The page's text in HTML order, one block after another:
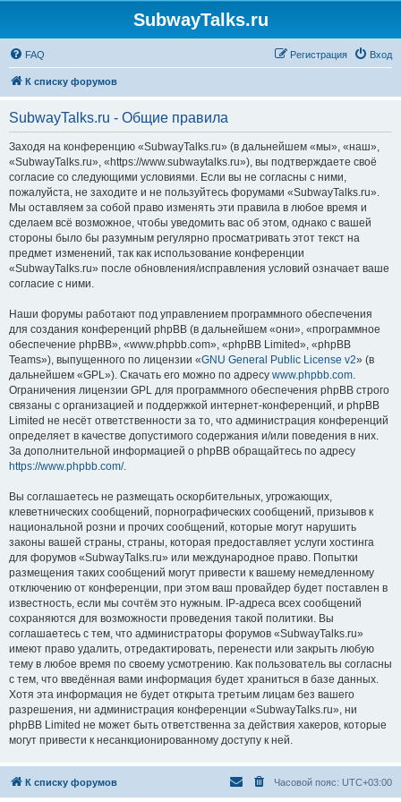
SubwayTalks.ru
FAQ Вход
Регистрация
К списку форумов
SubwayTalks.ru - Общие правила
Заходя на конференцию «SubwayTalks.ru» (в дальнейшем «мы», «наш»,
«SubwayTalks.ru», «https://www.subwaytalks.ru»), вы подтверждаете своё
согласие со следующими условиями. Если вы не согласны с ними,
пожалуйста, не заходите и не пользуйтесь форумами «SubwayTalks.ru».
Мы оставляем за собой право изменять эти правила в любое время и
сделаем всё возможное, чтобы уведомить вас об этом, однако с вашей
стороны было бы разумным регулярно просматривать этот текст на
предмет изменений, так как использование конференции
«SubwayTalks.ru» после обновления/исправления условий означает ваше
согласие с ними.
Наши форумы работают под управлением программного обеспечения
для создания конференций phpBB (в дальнейшем «они», «программное
обеспечение phpBB», «www.phpbb.com», «phpBB Limited», «phpBB
Teams»), выпущенного по лицензии «GNU General Public License v2» (в
дальнейшем «GPL»). Скачать его можно по адресу www.phpbb.com.
Ограничения лицензии GPL для программного обеспечения phpBB строго
связаны с организацией и поддержкой интернет-конференций, и phpBB
Limited не несёт ответственности за то, что администрация конференций
определяет в качестве допустимого содержания и/или поведения в них.
За дополнительной информацией о phpBB обращайтесь по адресу
https://www.phpbb.com/.
Вы соглашаетесь не размещать оскорбительных, угрожающих,
клеветнических сообщений, порнографических сообщений, призывов к
национальной розни и прочих сообщений, которые могут нарушить
законы вашей страны, страны, которая предоставляет услуги хостинга
для форумов «SubwayTalks.ru» или международное право. Попытки
размещения таких сообщений могут привести к вашему немедленному
отключению от конференции, при этом ваш провайдер будет поставлен в
известность, если мы сочтём это нужным. IP-адреса всех сообщений
сохраняются для возможности проведения такой политики. Вы
соглашаетесь с тем, что администраторы форумов «SubwayTalks.ru»
имеют право удалить, отредактировать, перенести или закрыть любую
тему в любое время по своему усмотрению. Как пользователь вы согласны
с тем, что введённая вами информация будет храниться в базе данных.
Хотя эта информация не будет открыта третьим лицам без вашего
разрешения, ни администрация конференции «SubwayTalks.ru», ни
phpBB Limited не может быть ответственна за действия хакеров, которые
могут привести к несанкционированному доступу к ней.
К списку форумов Часовой пояс: UTC+03:00